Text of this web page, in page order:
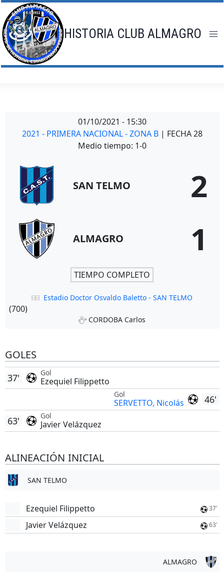
Saltar
al
contenido
HISTORIA CLUB ALMAGRO
01/10/2021 - 15:30
2021 - PRIMERA NACIONAL - ZONA B | FECHA 28
Medio tiempo: 1-0
SAN TELMO 2
ALMAGRO 1
TIEMPO COMPLETO
Estadio Doctor Osvaldo Baletto - SAN TELMO
(700)
CORDOBA Carlos
GOLES
Gol
Ezequiel Filippetto
37'
46'
Gol
SERVETTO, Nicolás
Gol
Javier Velázquez
63'
ALINEACIÓN INICIAL
SAN TELMO
Ezequiel Filippetto 37'
Javier Velázquez 63'
ALMAGRO